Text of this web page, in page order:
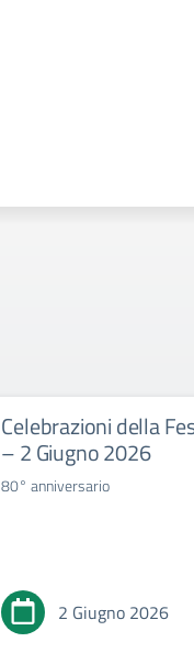
Celebrazioni della
– 2 Giugno 2026
80° anniversario
2 Giugno 2026